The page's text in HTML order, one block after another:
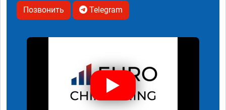
Позвонить Telegram